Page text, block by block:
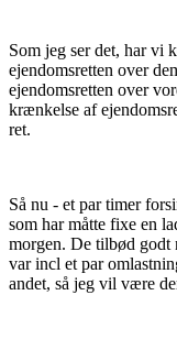
Som jeg ser det, har vi
ejendomsretten over
ejendomsretten over
krænkelse af
ret.
Så nu - et par timer
som har måtte fixe en
morgen. De tilbød godt
var incl et par
andet, så jeg vil være